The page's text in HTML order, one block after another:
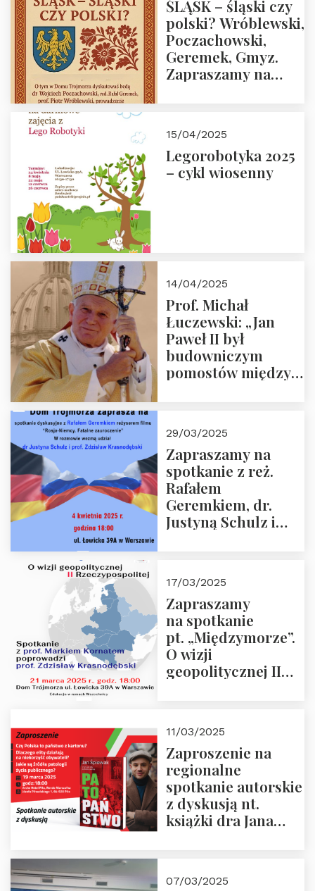
ŚLĄSK – śląski czy
polski? Wróblewski,
Poczachowski,
Geremek, Gmyz.
Zapraszamy na
Trójmorza.
15/04/2025
Legorobotyka 2025
– cykl wiosenny
14/04/2025
Prof. Michał
Łuczewski: „Jan
Paweł II był
budowniczym
pomostów między
29/03/2025
Zapraszamy na
spotkanie z reż.
Rafałem
Geremkiem, dr.
Justyną Schulz i
“Rosja-Niemcy…”
17/03/2025
Zapraszamy
na spotkanie
pt. „Międzymorze”.
O wizji
geopolitycznej II
i prof.
Krasnodębski
11/03/2025
Zaproszenie na
regionalne
spotkanie autorskie
z dyskusją nt.
książki dra Jana
07/03/2025